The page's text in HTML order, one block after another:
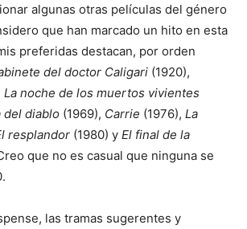
algunas otras películas del género
que han marcado un hito en esta
preferidas destacan, por orden
del doctor Caligari (1920),
La noche de los muertos vivientes
del diablo (1969), Carrie (1976), La
resplandor (1980) y El final de la
que no es casual que ninguna se
las tramas sugerentes y